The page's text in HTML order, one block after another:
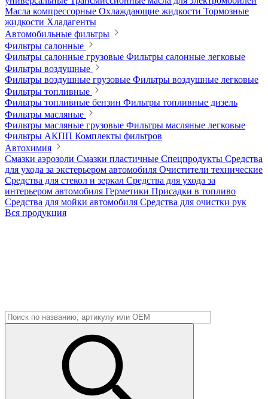
Масла компрессорные Охлаждающие жидкости Тормозные
жидкости Хладагенты
Автомобильные фильтры
Фильтры салонные
Фильтры салонные грузовые Фильтры салонные легковые
Фильтры воздушные
Фильтры воздушные грузовые Фильтры воздушные легковые
Фильтры топливные
Фильтры топливные бензин Фильтры топливные дизель
Фильтры масляные
Фильтры масляные грузовые Фильтры масляные легковые
Фильтры АКПП Комплекты фильтров
Автохимия
Смазки аэрозоли Смазки пластичные Спецпродукты Средства
для ухода за экстерьером автомобиля Очистители технические
Средства для стекол и зеркал Средства для ухода за
интерьером автомобиля Герметики Присадки в топливо
Средства для мойки автомобиля Средства для очистки рук
Вся продукция